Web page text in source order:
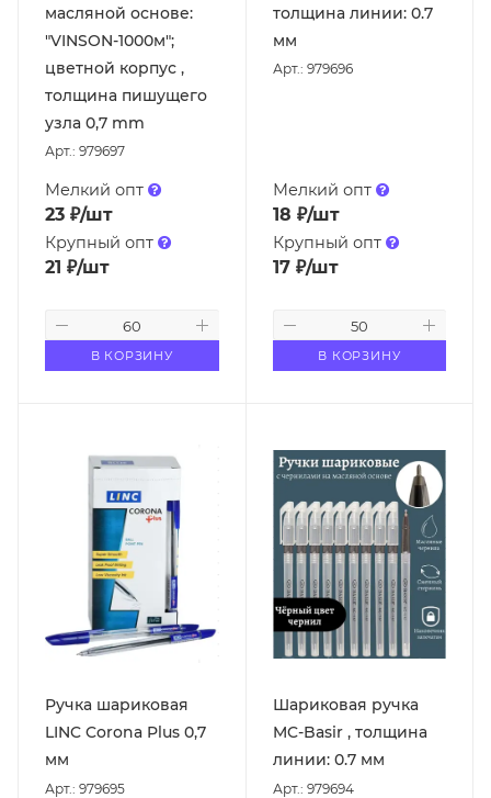
масляной основе:
"VINSON-1000м";
цветной корпус ,
толщина пишущего
узла 0,7 mm
Арт.: 979697
Мелкий опт
23 ₽/шт
Крупный опт
21 ₽/шт
В КОРЗИНУ
толщина линии: 0.7
мм
Арт.: 979696
Мелкий опт
18 ₽/шт
Крупный опт
17₽/шт
В КОРЗИНУ
Ручка шариковая
LINC Corona Plus 0,7
мм
Арт.: 979695
Шариковая ручка
MC-Basir , толщина
линии: 0.7 мм
Арт.: 979694